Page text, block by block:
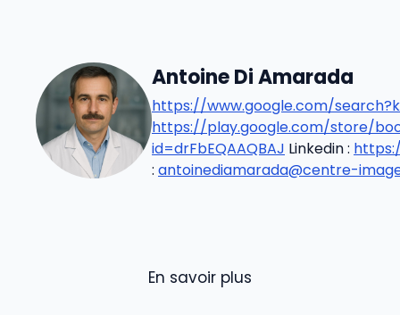
Antoine Di Amarada
https://www.google.com/
https://play.google.com/store/
id=drFbEQAAQBAJ Linkedin :
: antoinediamarada@centre-
En savoir plus